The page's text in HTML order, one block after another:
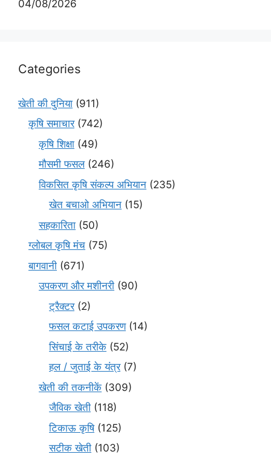
04/08/2026
Categories
खेती की दुनिया (911)
कृषि समाचार(742)
कृषि शिक्षा (49)
मौसमी फसल(246)
विकसित कृषि संकल्प अभियान (235)
खेत बचाओ अभियान (15)
सहकारिता (50)
ग्लोबल कृषि मंच (75)
बागवानी (671)
उपकरण और मशीनरी (90)
ट्रैक्टर(2)
फसल कटाई उपकरण(14)
सिंचाई के तरीके (52)
हल / जुताई के यंत्र(7)
खेती की तकनीकें (309)
जैविक खेती (118)
टिकाऊ कृषि(125)
सटीक खेती (103)